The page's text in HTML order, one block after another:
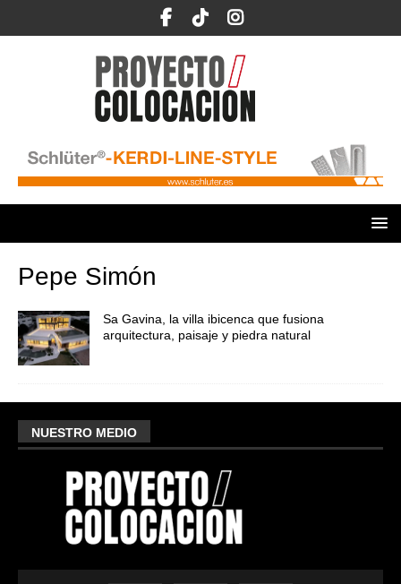
Pepe Simón
Sa Gavina, la villa ibicenca que fusiona
arquitectura, paisaje y piedra natural
NUESTRO MEDIO